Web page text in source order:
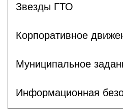
Звезды ГТО
Корпоративное
Муниципальное
Информационная